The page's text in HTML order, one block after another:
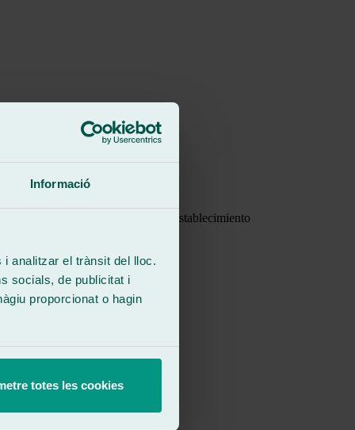
Informació
analitzar el trànsit del lloc.
socials, de publicitat i
proporcionat o hagin
totes les cookies
decir también que todo el establecimiento
lo recomiendo.